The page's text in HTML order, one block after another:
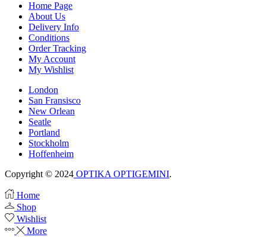
Home Page
About Us
Delivery Info
Conditions
Order Tracking
My Account
My Wishlist
London
San Fransisco
New Orlean
Seatle
Portland
Stockholm
Hoffenheim
Copyright © 2024 OPTIKA OPTIGEMINI.
Home
Shop
Wishlist
More